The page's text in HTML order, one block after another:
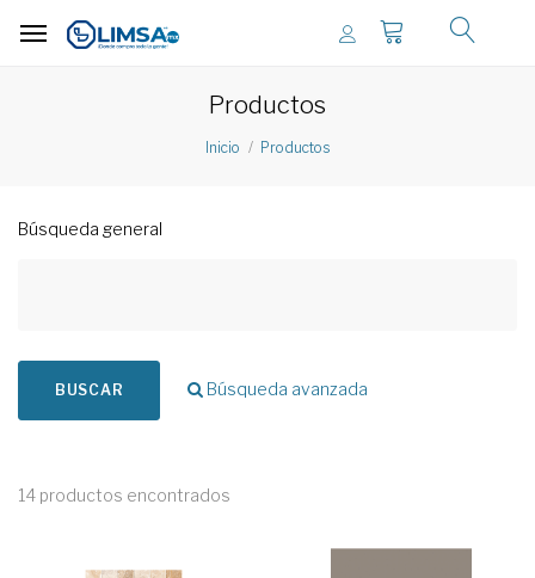
Productos
Inicio Productos
Búsqueda general
BUSCAR Búsqueda avanzada
14 productos encontrados